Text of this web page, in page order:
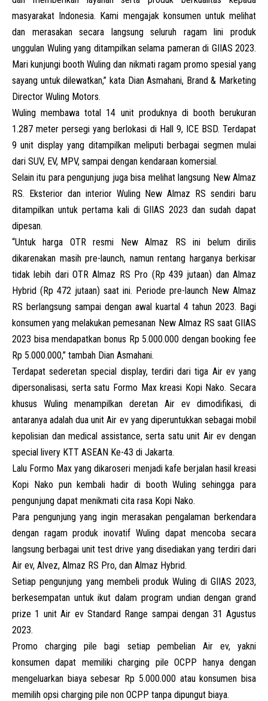
masyarakat Indonesia. Kami mengajak konsumen untuk melihat
dan merasakan secara langsung seluruh ragam lini produk
unggulan Wuling yang ditampilkan selama pameran di GIIAS 2023.
Mari kunjungi booth Wuling dan nikmati ragam promo spesial yang
sayang untuk dilewatkan,” kata Dian Asmahani, Brand & Marketing
Director Wuling Motors.
Wuling membawa total 14 unit produknya di booth berukuran
1.287 meter persegi yang berlokasi di Hall 9, ICE BSD. Terdapat
9 unit display yang ditampilkan meliputi berbagai segmen mulai
dari SUV, EV, MPV, sampai dengan kendaraan komersial.
Selain itu para pengunjung juga bisa melihat langsung New Almaz
RS. Eksterior dan interior Wuling New Almaz RS sendiri baru
ditampilkan untuk pertama kali di GIIAS 2023 dan sudah dapat
dipesan.
“Untuk harga OTR resmi New Almaz RS ini belum dirilis
dikarenakan masih pre-launch, namun rentang harganya berkisar
tidak lebih dari OTR Almaz RS Pro (Rp 439 jutaan) dan Almaz
Hybrid (Rp 472 jutaan) saat ini. Periode pre-launch New Almaz
RS berlangsung sampai dengan awal kuartal 4 tahun 2023. Bagi
konsumen yang melakukan pemesanan New Almaz RS saat GIIAS
2023 bisa mendapatkan bonus Rp 5.000.000 dengan booking fee
Rp 5.000.000,” tambah Dian Asmahani.
Terdapat sederetan special display, terdiri dari tiga Air ev yang
dipersonalisasi, serta satu Formo Max kreasi Kopi Nako. Secara
khusus Wuling menampilkan deretan Air ev dimodifikasi, di
antaranya adalah dua unit Air ev yang diperuntukkan sebagai mobil
kepolisian dan medical assistance, serta satu unit Air ev dengan
special livery KTT ASEAN Ke-43 di Jakarta.
Lalu Formo Max yang dikaroseri menjadi kafe berjalan hasil kreasi
Kopi Nako pun kembali hadir di booth Wuling sehingga para
pengunjung dapat menikmati cita rasa Kopi Nako.
Para pengunjung yang ingin merasakan pengalaman berkendara
dengan ragam produk inovatif Wuling dapat mencoba secara
langsung berbagai unit test drive yang disediakan yang terdiri dari
Air ev, Alvez, Almaz RS Pro, dan Almaz Hybrid.
Setiap pengunjung yang membeli produk Wuling di GIIAS 2023,
berkesempatan untuk ikut dalam program undian dengan grand
prize 1 unit Air ev Standard Range sampai dengan 31 Agustus
2023.
Promo charging pile bagi setiap pembelian Air ev, yakni
konsumen dapat memiliki charging pile OCPP hanya dengan
mengeluarkan biaya sebesar Rp 5.000.000 atau konsumen bisa
memilih opsi charging pile non OCPP tanpa dipungut biaya.